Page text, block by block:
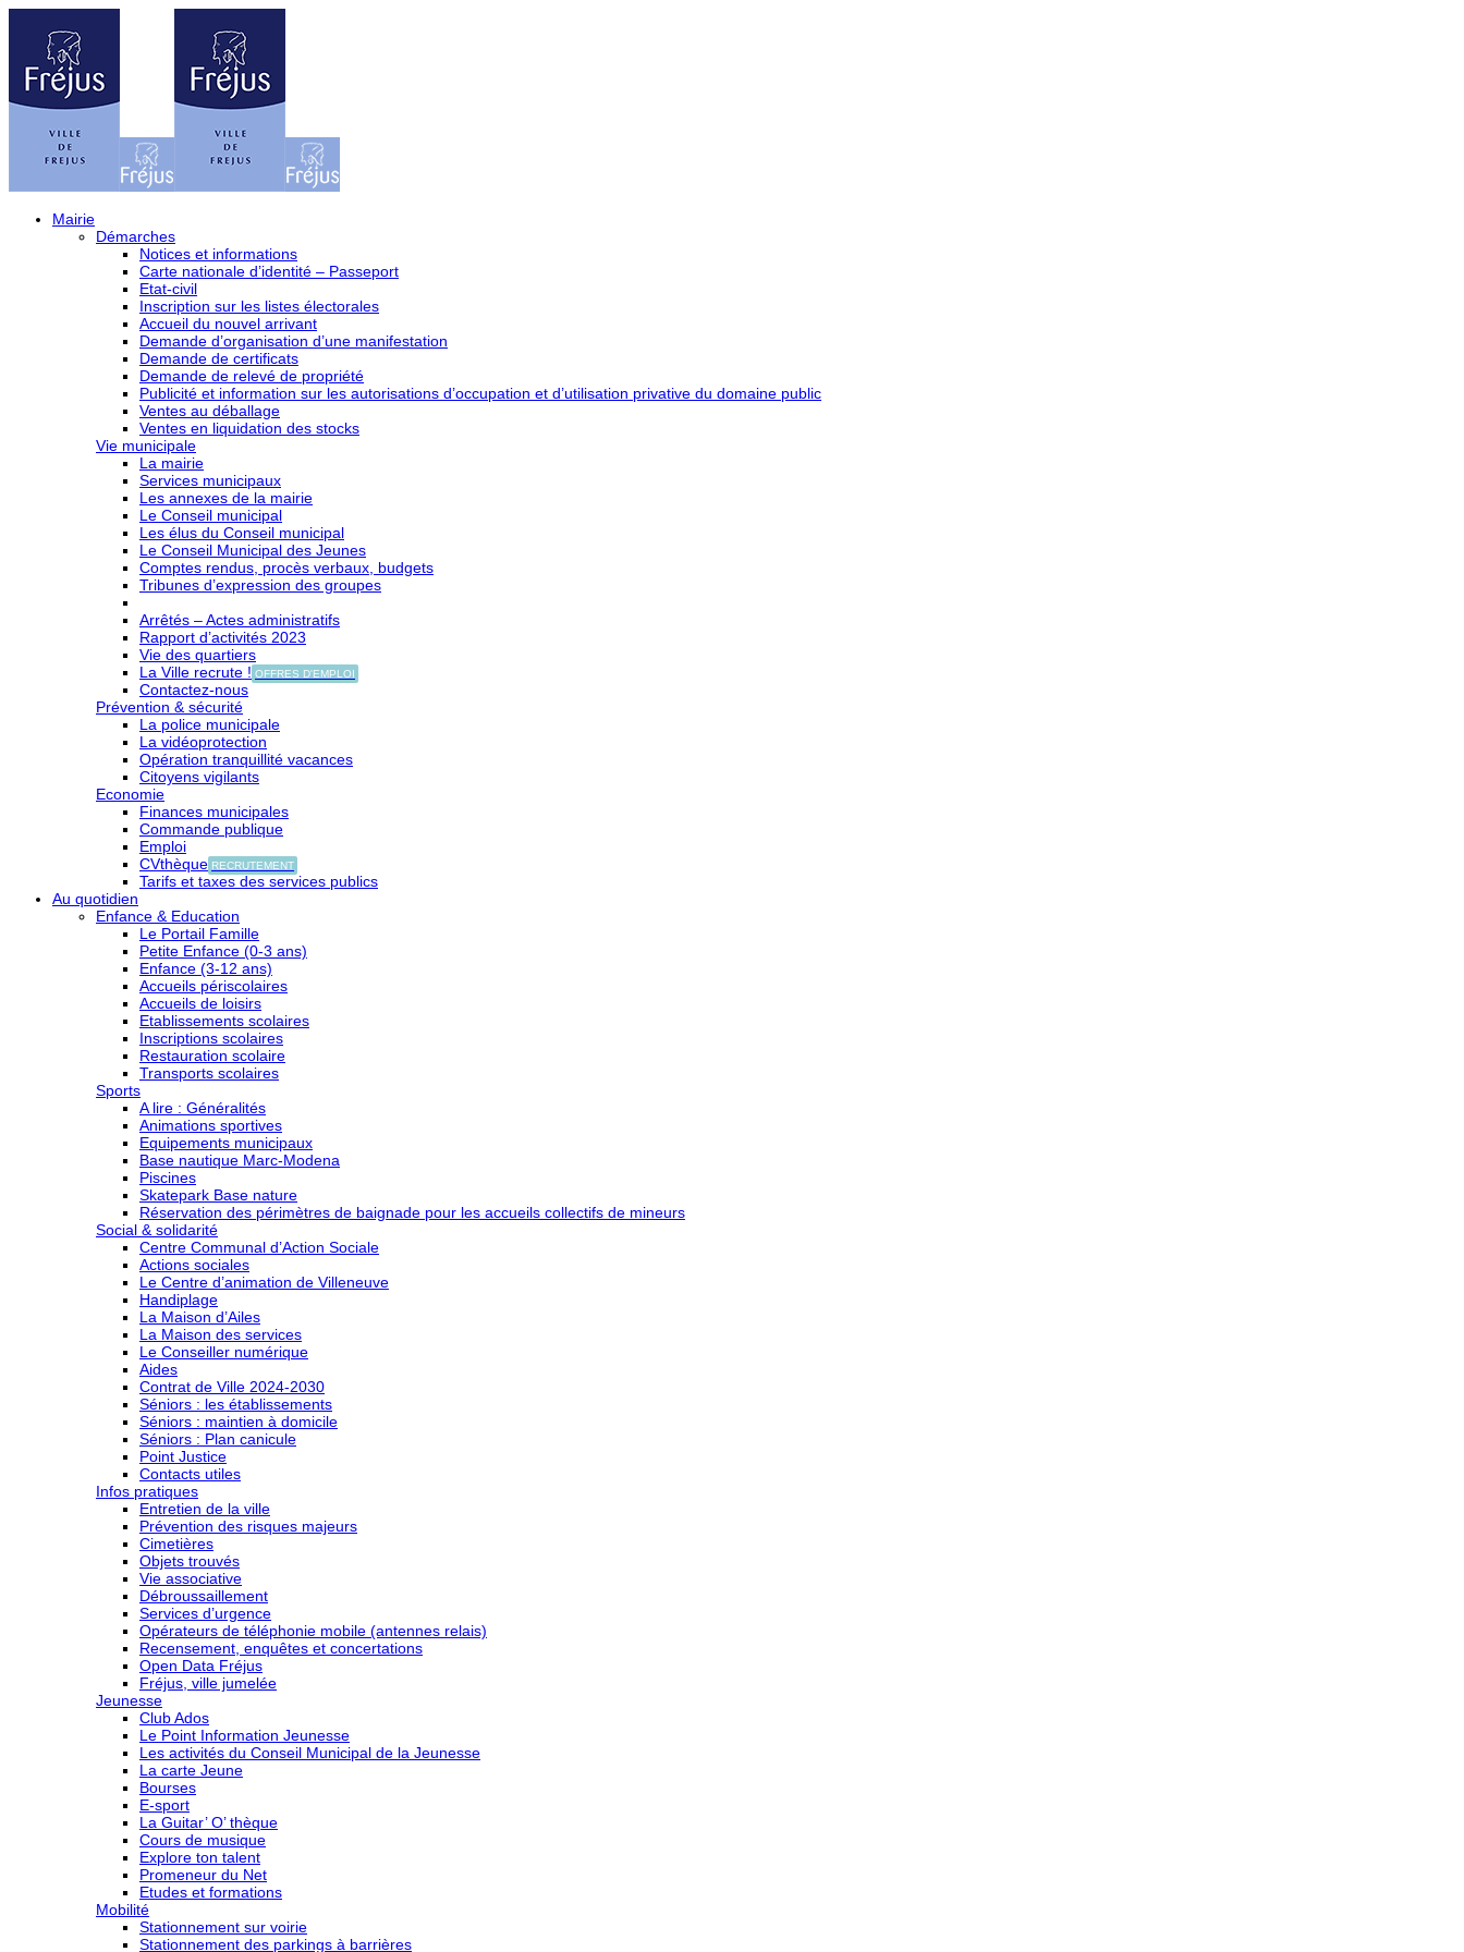
Mairie
Démarches
Notices et informations
Carte nationale d’identité – Passeport
Etat-civil
Inscription sur les listes électorales
Accueil du nouvel arrivant
Demande d’organisation d’une manifestation
Demande de certificats
Demande de relevé de propriété
Publicité et information sur les autorisations d’occupation et d’utilisation privative du domaine public
Ventes au déballage
Ventes en liquidation des stocks
Vie municipale
La mairie
Services municipaux
Les annexes de la mairie
Le Conseil municipal
Les élus du Conseil municipal
Le Conseil Municipal des Jeunes
Comptes rendus, procès verbaux, budgets
Tribunes d’expression des groupes
Arrêtés – Actes administratifs
Rapport d’activités 2023
Vie des quartiers
La Ville recrute ! OFFRES D'EMPLOI
Contactez-nous
Prévention & sécurité
La police municipale
La vidéoprotection
Opération tranquillité vacances
Citoyens vigilants
Economie
Finances municipales
Commande publique
Emploi
CVthèque RECRUTEMENT
Tarifs et taxes des services publics
Au quotidien
Enfance & Education
Le Portail Famille
Petite Enfance (0-3 ans)
Enfance (3-12 ans)
Accueils périscolaires
Accueils de loisirs
Etablissements scolaires
Inscriptions scolaires
Restauration scolaire
Transports scolaires
Sports
A lire : Généralités
Animations sportives
Equipements municipaux
Base nautique Marc-Modena
Piscines
Skatepark Base nature
Réservation des périmètres de baignade pour les accueils collectifs de mineurs
Social & solidarité
Centre Communal d’Action Sociale
Actions sociales
Le Centre d’animation de Villeneuve
Handiplage
La Maison d’Ailes
La Maison des services
Le Conseiller numérique
Aides
Contrat de Ville 2024-2030
Séniors : les établissements
Séniors : maintien à domicile
Séniors : Plan canicule
Point Justice
Contacts utiles
Infos pratiques
Entretien de la ville
Prévention des risques majeurs
Cimetières
Objets trouvés
Vie associative
Débroussaillement
Services d’urgence
Opérateurs de téléphonie mobile (antennes relais)
Recensement, enquêtes et concertations
Open Data Fréjus
Fréjus, ville jumelée
Jeunesse
Club Ados
Le Point Information Jeunesse
Les activités du Conseil Municipal de la Jeunesse
La carte Jeune
Bourses
E-sport
La Guitar’ O’ thèque
Cours de musique
Explore ton talent
Promeneur du Net
Etudes et formations
Mobilité
Stationnement sur voirie
Stationnement des parkings à barrières